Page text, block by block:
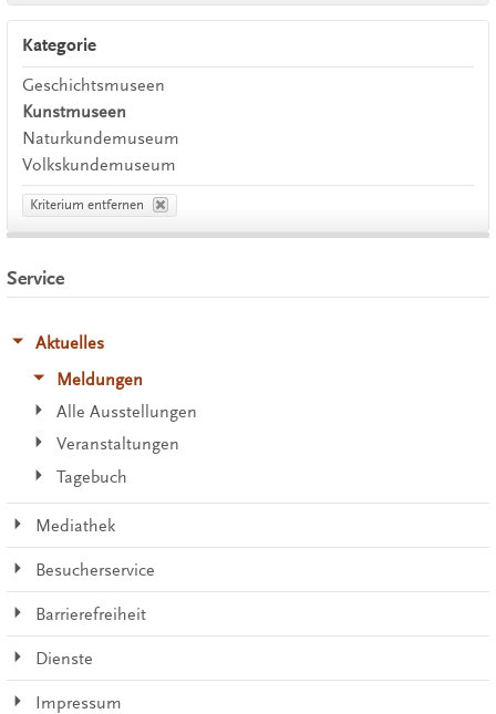
Kategorie
Geschichtsmuseen
Kunstmuseen
Naturkundemuseum
Volkskundemuseum
Kriterium entfernen
Service
Aktuelles
Meldungen
Alle Ausstellungen
Veranstaltungen
Tagebuch
Mediathek
Besucherservice
Barrierefreiheit
Dienste
Impressum